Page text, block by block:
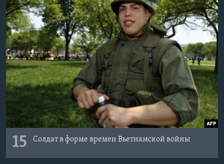
15 Солдат в форме времен Вьетнамской войны